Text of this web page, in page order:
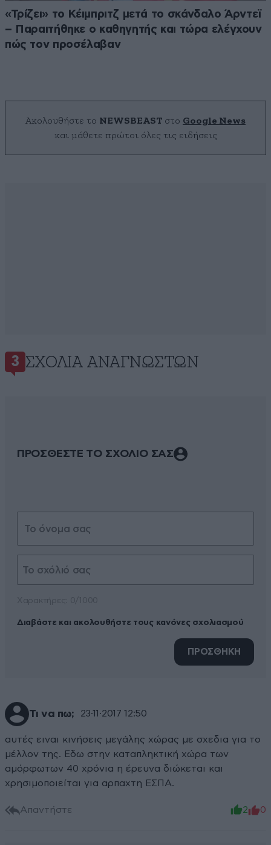
«Τρίζει» το Κέιμπριτζ μετά το σκάνδαλο Άρντεϊ
– Παραιτήθηκε ο καθηγητής και τώρα ελέγχουν
πώς τον προσέλαβαν
Ακολουθήστε το NEWSBEAST στο Google News
και μάθετε πρώτοι όλες τις ειδήσεις
3 ΣΧΌΛΙΑ ΑΝΑΓΝΩΣΤΏΝ
ΠΡΟΣΘΕΣΤΕ ΤΟ ΣΧΟΛΙΟ ΣΑΣ
Διαβάστε και ακολουθήστε τους κανόνες σχολιασμού
ΠΡΟΣΘΗΚΗ
Τι να πω; 23·11·2017 12:50
αυτές ειναι κινήσεις μεγάλης χώρας με σχεδια για το
μέλλον της. Εδω στην καταπληκτική χώρα των
αμόρφωτων 40 χρόνια η έρευνα διώκεται και
χρησιμοποιείται για αρπαχτη ΕΣΠΑ.
Απαντήστε 2 0